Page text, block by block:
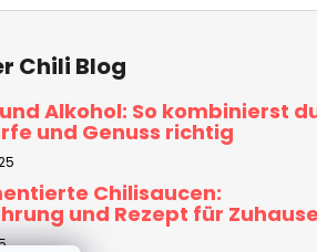
Chili Blog
Alkohol: So kombinierst
und Genuss richtig
Chilisaucen:
und Rezept für Zuhause